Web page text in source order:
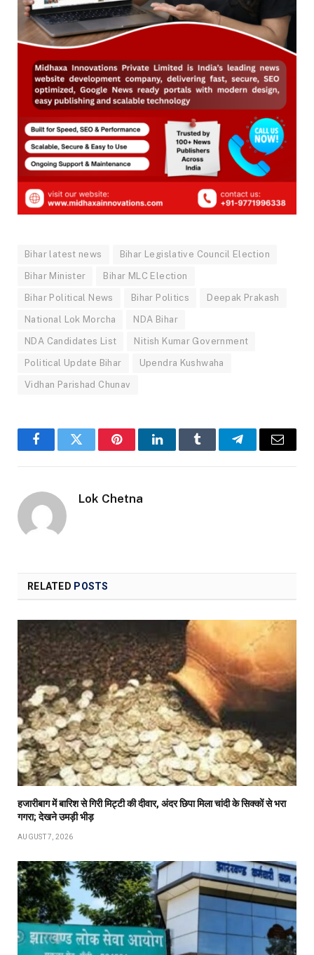
Bihar latest news Bihar Legislative Council Election
Bihar Minister Bihar MLC Election
Bihar Political News Bihar Politics Deepak Prakash
National Lok Morcha NDA Bihar
NDA Candidates List Nitish Kumar Government
Political Update Bihar Upendra Kushwaha
Vidhan Parishad Chunav
FacebookTwitter PinterestLinkedInTumblr TelegramEmail
Lok Chetna
RELATED POSTS
हजारीबाग में बारिश से गिरी मिट्टी की दीवार, अंदर छिपा मिला चांदी के सिक्कों से भरा
गगरा; देखने उमड़ी भीड़
AUGUST 7, 2026